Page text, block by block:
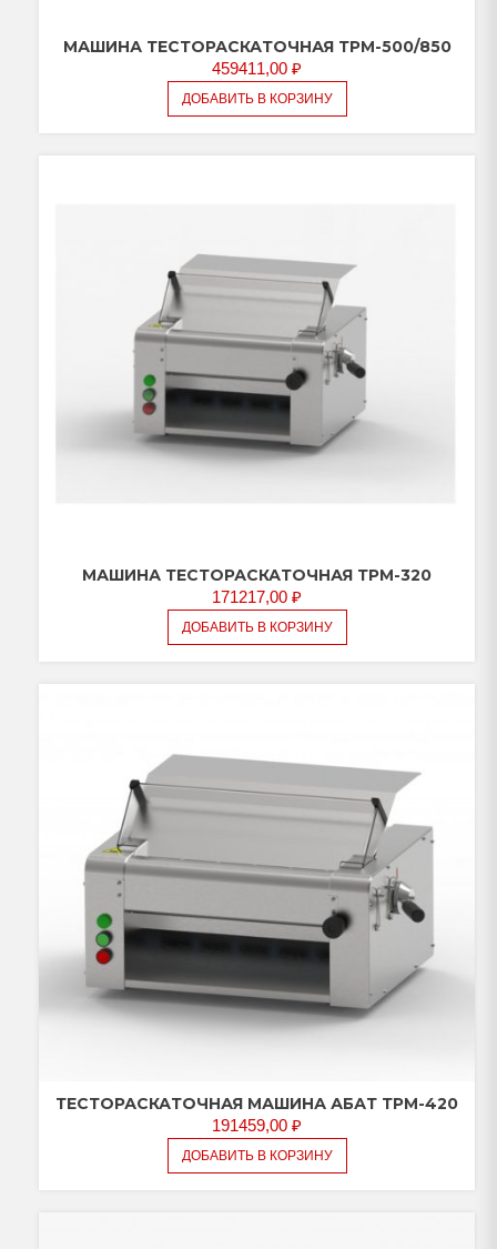
МАШИНА ТЕСТОРАСКАТОЧНАЯ ТРМ-500/850
459411,00 ₽
ДОБАВИТЬ В КОРЗИНУ
МАШИНА ТЕСТОРАСКАТОЧНАЯ ТРМ-320
171217,00 ₽
ДОБАВИТЬ В КОРЗИНУ
ТЕСТОРАСКАТОЧНАЯ МАШИНА АБАТ ТРМ-420
191459,00 ₽
ДОБАВИТЬ В КОРЗИНУ